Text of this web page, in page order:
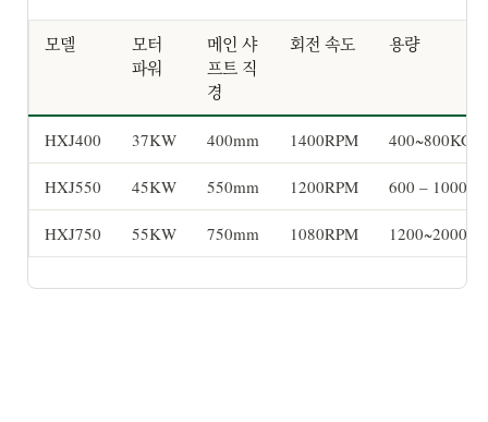
모델
모터
파워
메인 샤
프트 직
경
회전 속도 용량
HXJ400 37KW 400mm 1400RPM 400~800KG/H
HXJ550 45KW 550mm 1200RPM 600 –
HXJ750 55KW 750mm 1080RPM